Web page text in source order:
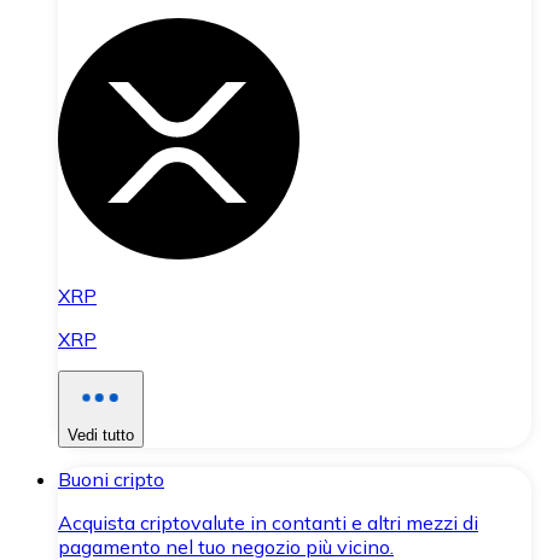
XRP
XRP
Vedi tutto
Buoni cripto
Acquista criptovalute in contanti e altri mezzi di
pagamento nel tuo negozio più vicino.